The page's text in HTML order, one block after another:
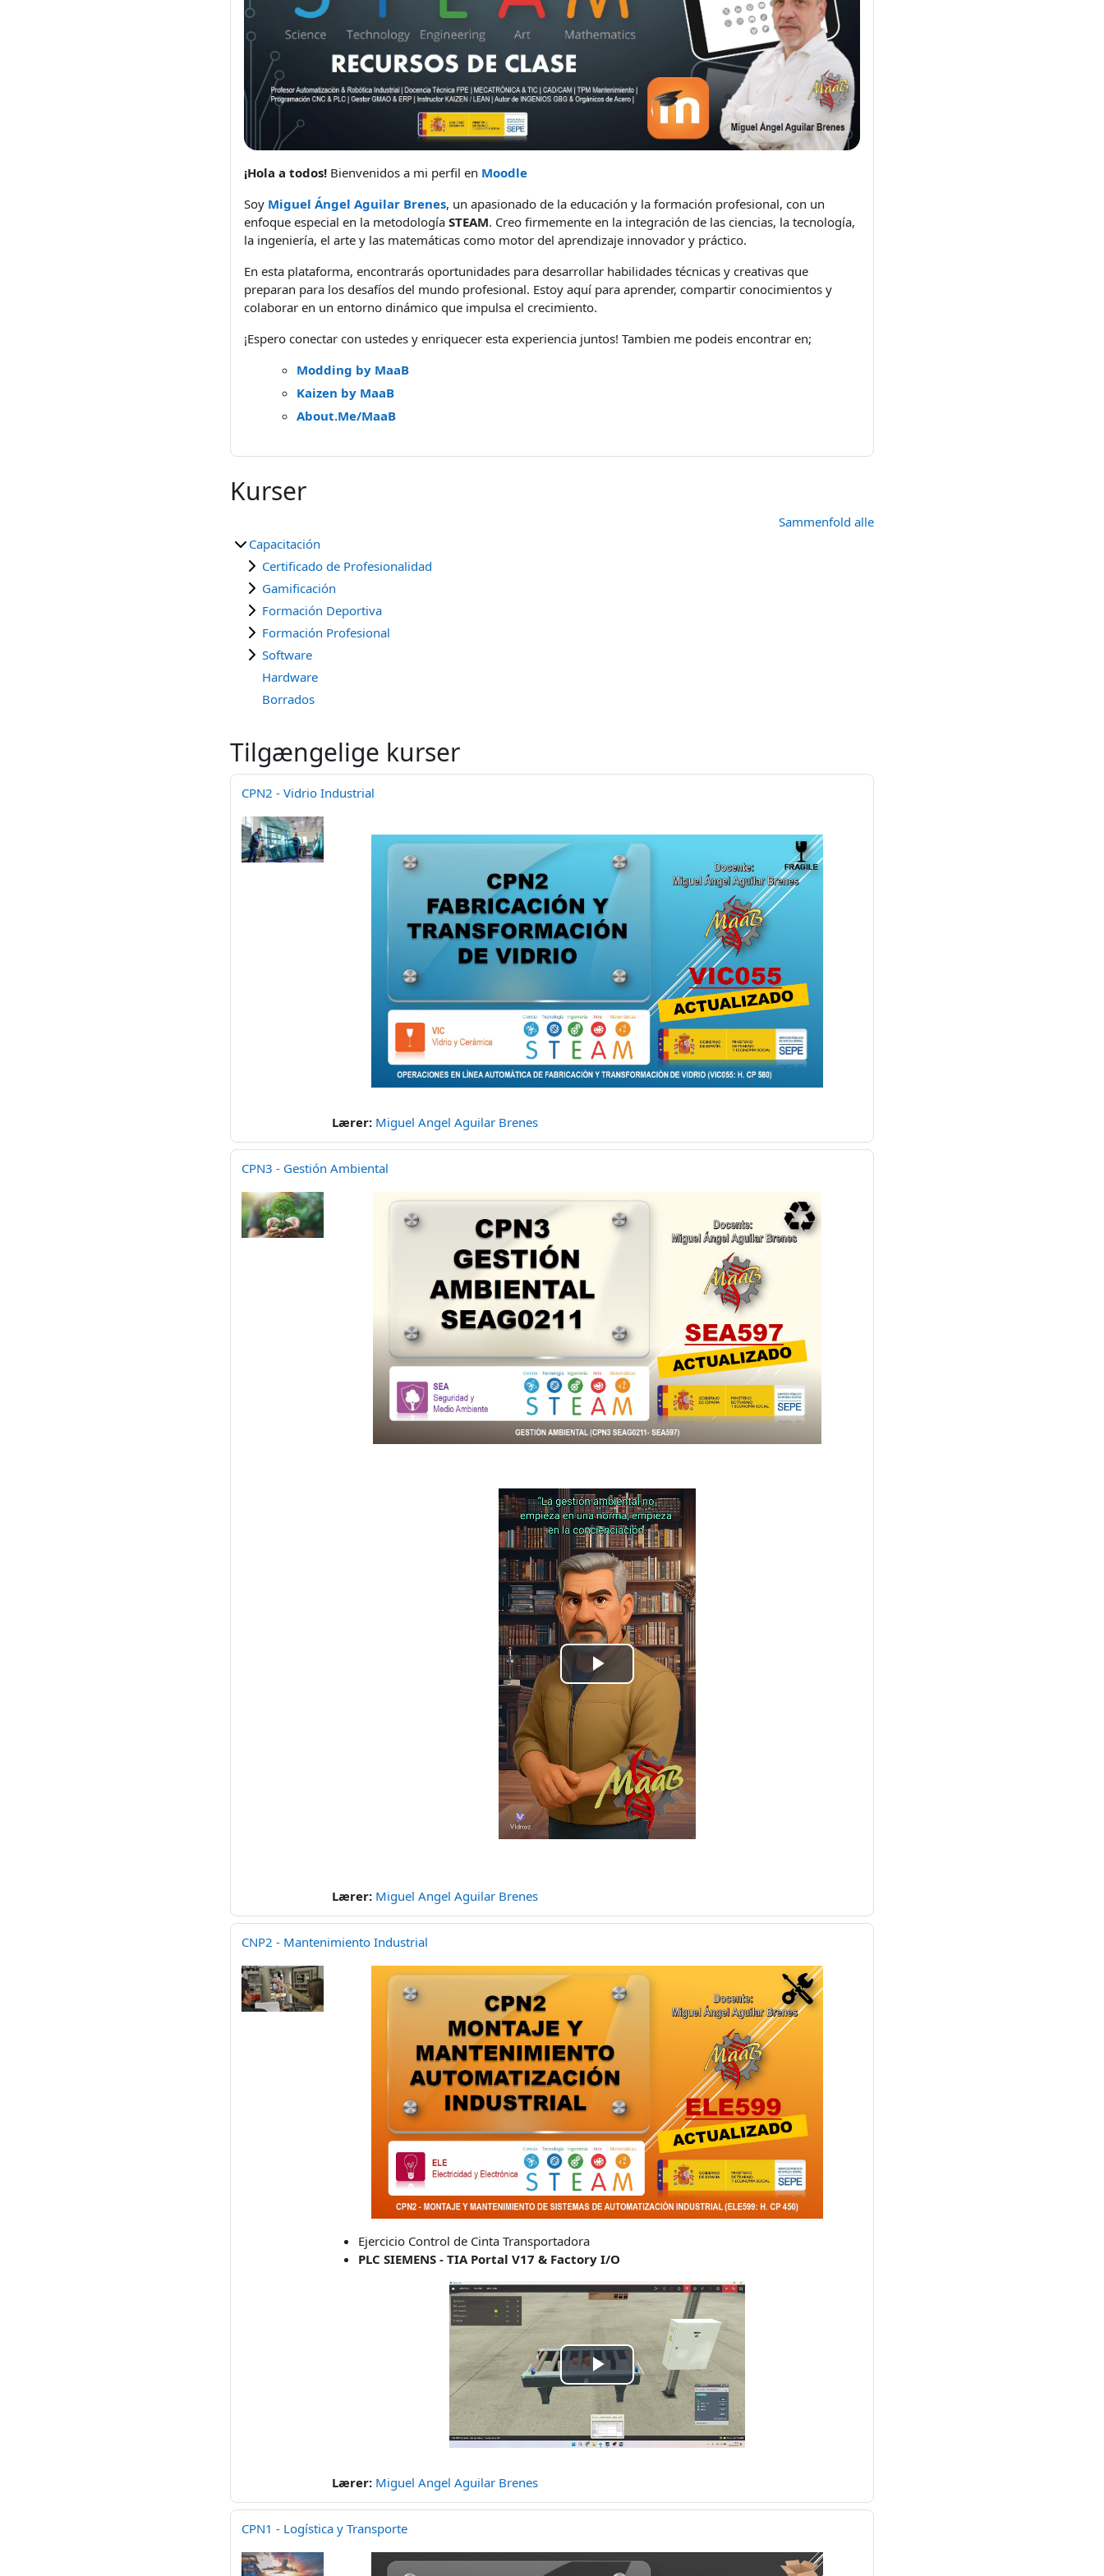
¡Hola a todos! Bienvenidos a mi perfil en Moodle
Soy Miguel Ángel Aguilar Brenes, un apasionado de la educación y la formación profesional, con un
enfoque especial en la metodología STEAM. Creo firmemente en la integración de las ciencias, la tecnología,
la ingeniería, el arte y las matemáticas como motor del aprendizaje innovador y práctico.
En esta plataforma, encontrarás oportunidades para desarrollar habilidades técnicas y creativas que
preparan para los desafíos del mundo profesional. Estoy aquí para aprender, compartir conocimientos y
colaborar en un entorno dinámico que impulsa el crecimiento.
¡Espero conectar con ustedes y enriquecer esta experiencia juntos! Tambien me podeis encontrar en;
Modding by MaaB
Kaizen by MaaB
About.Me/MaaB
Kurser
Sammenfold alle
Capacitación
Certificado de Profesionalidad
Gamificación
Formación Deportiva
Formación Profesional
Software
Hardware
Borrados
Tilgængelige kurser
CPN2 - Vidrio Industrial
Lærer: Miguel Angel Aguilar Brenes
CPN3 - Gestión Ambiental
Play
Video
Lærer: Miguel Angel Aguilar Brenes
CNP2 - Mantenimiento Industrial
Ejercicio Control de Cinta Transportadora
PLC SIEMENS - TIA Portal V17 & Factory I/O
Play
Video
Lærer: Miguel Angel Aguilar Brenes
CPN1 - Logística y Transporte